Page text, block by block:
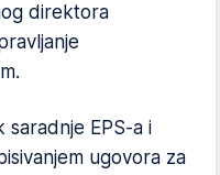
direktora
saradnje EPS-a i
ugovora za